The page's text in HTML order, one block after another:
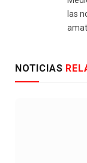
las
NOTICIAS